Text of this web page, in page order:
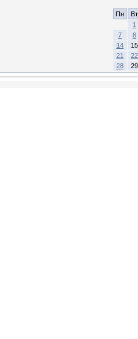
Пн
Вт
1
7
8
14
15
21
22
28
29